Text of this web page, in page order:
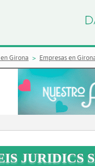
Girona Empresas en
JURIDICS